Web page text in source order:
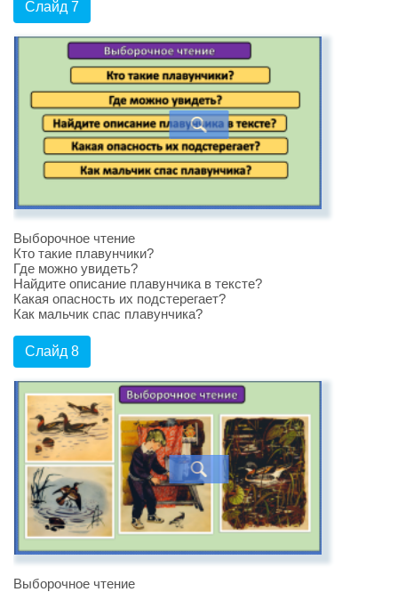
Слайд 7
Выборочное чтение
Кто такие плавунчики?
Где можно увидеть?
Найдите описание плавунчика в тексте?
Какая опасность их подстерегает?
Как мальчик спас плавунчика?
Слайд 8
Выборочное чтение